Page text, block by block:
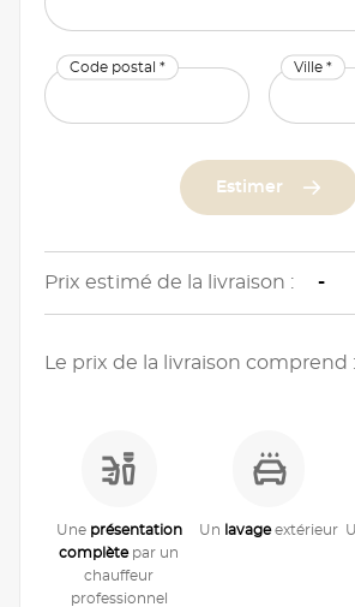
Code postal * Ville *
Estimer
Prix estimé de la livraison : -
Le prix de la livraison comprend :
Une présentation
complètepar un
chauffeur
professionnel
Un lavageextérieur